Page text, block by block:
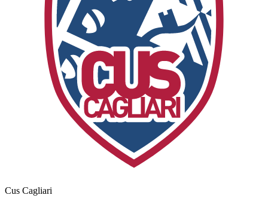
Cus Cagliari